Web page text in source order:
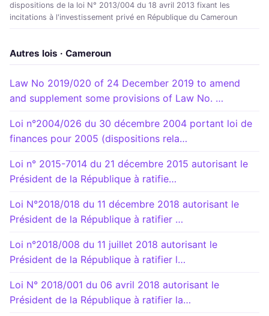
dispositions de la loi N° 2013/004 du 18 avril 2013 fixant les
incitations à l'investissement privé en République du Cameroun
Autres lois · Cameroun
Law No 2019/020 of 24 December 2019 to amend
and supplement some provisions of Law No. …
Loi n°2004/026 du 30 décembre 2004 portant loi de
finances pour 2005 (dispositions rela…
Loi n° 2015-7014 du 21 décembre 2015 autorisant le
Président de la République à ratifie…
Loi N°2018/018 du 11 décembre 2018 autorisant le
Président de la République à ratifier …
Loi n°2018/008 du 11 juillet 2018 autorisant le
Président de la République à ratifier l…
Loi N° 2018/001 du 06 avril 2018 autorisant le
Président de la République à ratifier la…